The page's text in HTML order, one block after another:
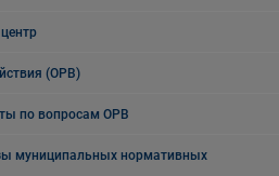
(ОРВ)
по вопросам ОРВ
муниципальных нормативных